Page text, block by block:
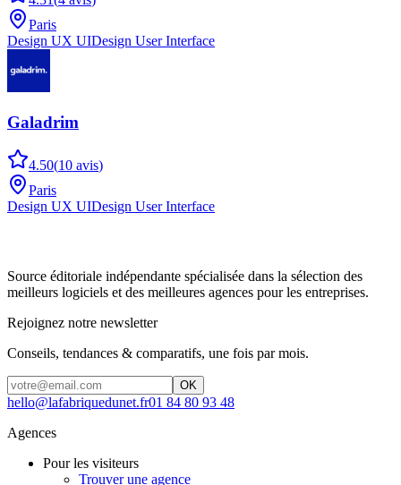
Paris
Design UX UIDesign User Interface
Galadrim
4.50(10 avis)
Paris
Design UX UIDesign User Interface
Source éditoriale indépendante spécialisée dans la sélection des
meilleurs logiciels et des meilleures agences pour les entreprises.
Rejoignez notre newsletter
Conseils, tendances & comparatifs, une fois par mois.
OK
hello@lafabriquedunet.fr01 84 80 93 48
Agences
Pour les visiteurs
Trouver une agence